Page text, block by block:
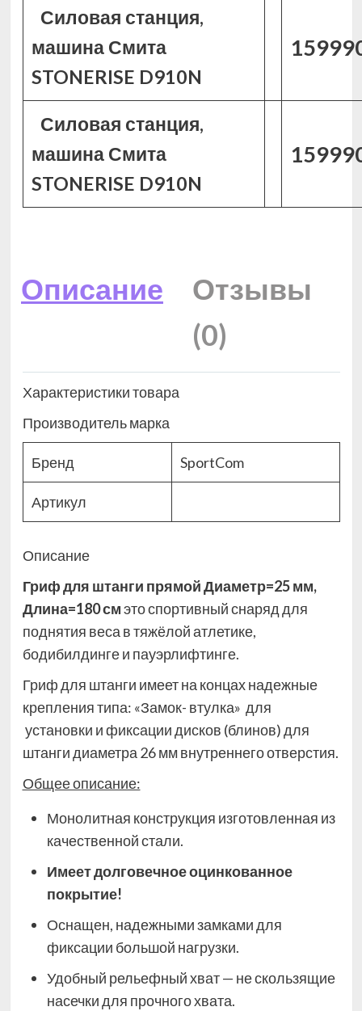
Силовая станция,
машина Смита
STONERISE D910N
Силовая станция,
машина Смита
STONERISE D910N
Описание
Отзывы
(0)
Характеристики товара
Производитель марка
Бренд SportCom
Артикул
Описание
Гриф для штанги прямой Диаметр=25 мм,
Длина=180 смэто спортивный снаряд для
поднятия веса в тяжёлой атлетике,
бодибилдинге и пауэрлифтинге.
Гриф для штанги имеет на концах надежные
крепления типа: «Замок- втулка» для
установки и фиксации дисков (блинов) для
штанги диаметра 26 мм внутреннего отверстия.
Общее описание:
Монолитная конструкция изготовленная из
качественной стали.
Имеет долговечное оцинкованное
покрытие!
Оснащен, надежными замками для
фиксации большой нагрузки.
Удобный рельефный хват — не скользящие
насечки для прочного хвата.